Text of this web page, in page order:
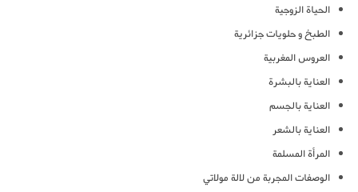
الحياة الزوجية
الطبخ و حلويات جزائرية
العروس المغربية
العناية بالبشرة
العناية بالجسم
العناية بالشعر
المرأة المسلمة
الوصفات المجربة من لالة مولاتي